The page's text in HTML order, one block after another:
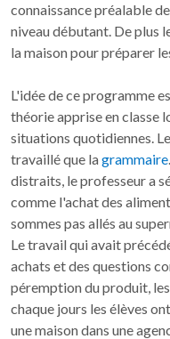
connaissance préalable
niveau débutant. De plus
la maison pour préparer
L'idée de ce programme
théorie apprise en classe
situations quotidiennes.
travaillé que lagrammaire
distraits, le professeur a
comme l'achat des
sommes pas allés au
Le travail qui avait
achats et des questions
péremption du produit,
chaque jours les élèves
une maison dans une